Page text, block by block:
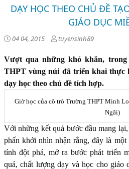
DẠY HỌC THEO CHỦ ĐỀ
GIÁO DỤC
04 04, 2015 tuyensinh89
Vượt qua những khó khăn,
THPT vùng núi đã triển khai thực
dạy học theo chủ đề tích hợp.
Giờ học của cô trò Trường THPT Minh
Ngãi)
Với những kết quả bước đầu mang
phấn khởi nhìn nhận rằng, đây là
tính đột phá, mở ra bước phát triển
quả, chất lượng dạy và học cho giáo